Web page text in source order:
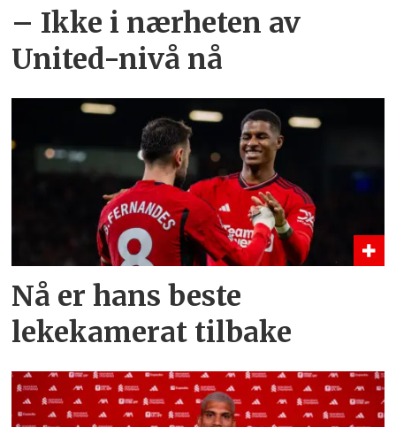
– Ikke i nærheten av
United-nivå nå
Nå er hans beste
lekekamerat tilbake